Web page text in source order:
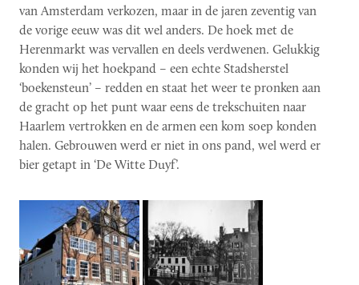
van Amsterdam verkozen, maar in de jaren zeventig van
de vorige eeuw was dit wel anders. De hoek met de
Herenmarkt was vervallen en deels verdwenen. Gelukkig
konden wij het hoekpand – een echte Stadsherstel
‘boekensteun’ – redden en staat het weer te pronken aan
de gracht op het punt waar eens de trekschuiten naar
Haarlem vertrokken en de armen een kom soep konden
halen. Gebrouwen werd er niet in ons pand, wel werd er
bier getapt in ‘De Witte Duyf’.